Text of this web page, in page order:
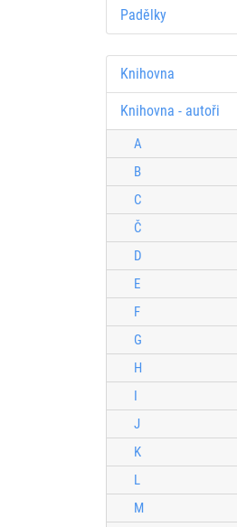
Padělky
Knihovna
Knihovna - autoři
A
B
C
Č
D
E
F
G
H
I
J
K
L
M